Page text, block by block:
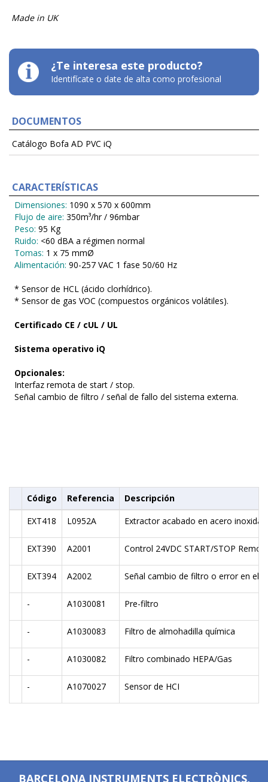
Made in UK
¿Te interesa este producto?
Identifícate o date de alta como profesional
DOCUMENTOS
Catálogo Bofa AD PVC iQ
CARACTERÍSTICAS
Dimensiones: 1090 x 570 x 600mm
Flujo de aire: 350m³/hr / 96mbar
Peso: 95 Kg
Ruido: <60 dBA a régimen normal
Tomas: 1 x 75 mmØ
Alimentación: 90-257 VAC 1 fase 50/60 Hz
* Sensor de HCL (ácido clorhídrico).
* Sensor de gas VOC (compuestos orgánicos volátiles).
Certificado CE / cUL / UL
Sistema operativo iQ
Opcionales:
Interfaz remota de start / stop.
Señal cambio de filtro / señal de fallo del sistema externa.
Código Referencia
Descripción
EXT418
L0952A Extractor acabado en acero
EXT390 A2001 Control 24VDC START/STOP
EXT394 A2002 Señal cambio de filtro o error en el
- A1030081 Pre-filtro
- A1030083 Filtro de almohadilla química
- A1030082 Filtro combinado HEPA/Gas
- A1070027 Sensor de HCI
BARCELONA INSTRUMENTS ELECTRÒNICS,